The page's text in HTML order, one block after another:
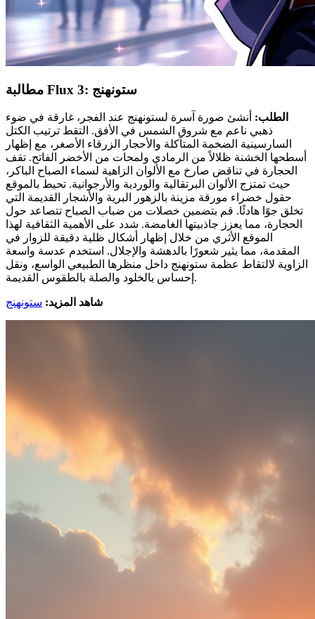
مطالبة Flux 3: ستونهنج
الطلب: أنشئ صورة آسرة لستونهنج عند الفجر، غارقة في ضوء
ذهبي ناعم مع شروق الشمس في الأفق. التقط ترتيب الكتل
السارسينية الضخمة المتآكلة والأحجار الزرقاء الأصغر، مع إظهار
أسطحها الخشنة ظلالاً من الرمادي ولمحات من الأخضر الفاتح. تقف
الحجارة في تناقض صارخ مع الألوان الزاهية لسماء الصباح الباكر،
حيث تمتزج الألوان البرتقالية والوردية والأرجوانية. تحيط بالموقع
حقول خضراء مورقة مزينة بالزهور البرية والأشجار القديمة التي
تخلق جوًا هادئًا. قم بتضمين خصلات من ضباب الصباح تتصاعد حول
الحجارة، مما يعزز جاذبيتها الغامضة. شدد على الأهمية الثقافية لهذا
الموقع الأثري من خلال إظهار أشكال ظلية دقيقة للزوار في
المقدمة، مما يثير شعورًا بالدهشة والإجلال. استخدم عدسة واسعة
الزاوية لالتقاط عظمة ستونهنج داخل منظرها الطبيعي الواسع، ونقل
إحساس بالخلود والصلة بالطقوس القديمة.
شاهد المزيد: ستونهنج